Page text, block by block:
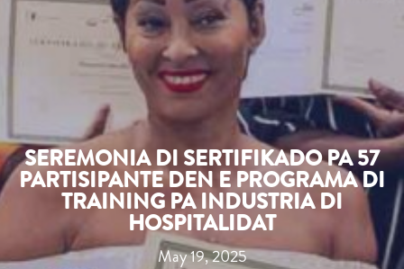
SEREMONIA DI SERTIFIKADO PA 57
PARTISIPANTE DEN E PROGRAMA DI
TRAINING PA INDUSTRIA DI
HOSPITALIDAT
May 19, 2025